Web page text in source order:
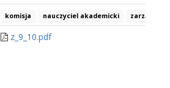
komisja nauczyciel akademicki
z_9_10.pdf